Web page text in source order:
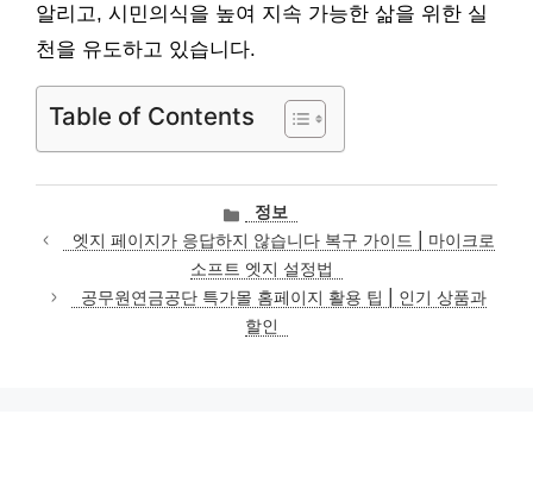
알리고, 시민의식을 높여 지속 가능한 삶을 위한 실
천을 유도하고 있습니다.
Table of Contents
카
테
고
리
정보
엣지 페이지가 응답하지 않습니다 복구 가이드 | 마이크로
소프트 엣지 설정법
공무원연금공단 특가몰 홈페이지 활용 팁 | 인기 상품과
할인